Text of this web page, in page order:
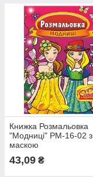
Книжка Розмальовка
"Модниці" РМ-16-02 з
маскою
43,09 ₴